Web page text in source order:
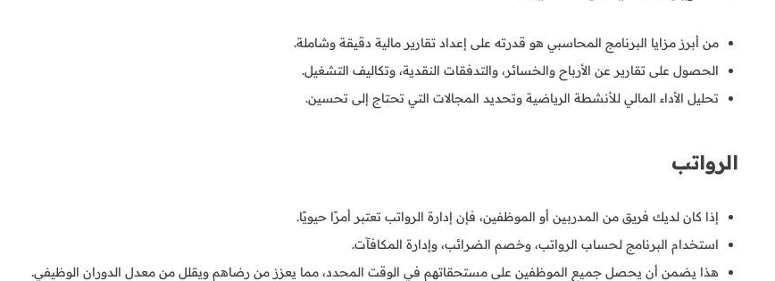
من أبرز مزايا البرنامج المحاسبي هو قدرته على إعداد تقارير مالية دقيقة وشاملة.
الحصول على تقارير عن الأرباح والخسائر، والتدفقات النقدية، وتكاليف التشغيل.
تحليل الأداء المالي للأنشطة الرياضية وتحديد المجالات التي تحتاج إلى تحسين.
الرواتب
إذا كان لديك فريق من المدربين أو الموظفين، فإن إدارة الرواتب تعتبر أمرًا حيويًا.
استخدام البرنامج لحساب الرواتب، وخصم الضرائب، وإدارة المكافآت.
هذا يضمن أن يحصل جميع الموظفين على مستحقاتهم في الوقت المحدد، مما يعزز من رضاهم ويقلل من معدل الدوران الوظيفي.